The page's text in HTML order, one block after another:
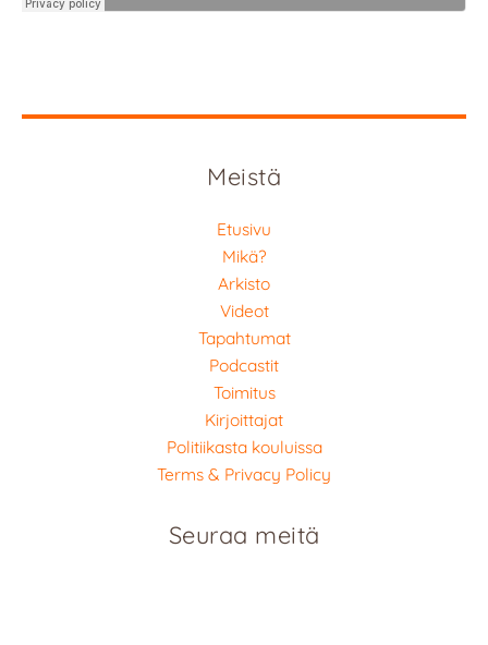
Meistä
Etusivu
Mikä?
Arkisto
Videot
Tapahtumat
Podcastit
Toimitus
Kirjoittajat
Politiikasta kouluissa
Terms & Privacy Policy
Seuraa meitä